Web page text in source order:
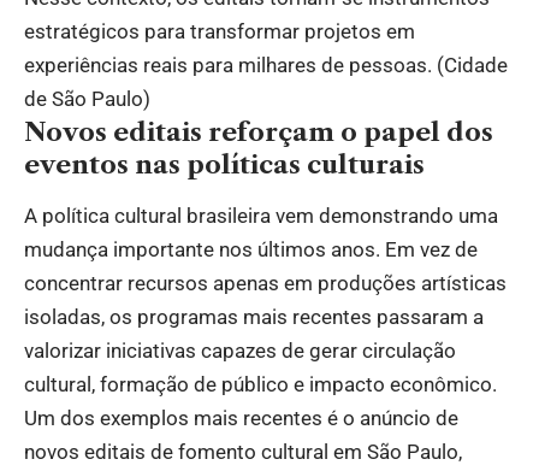
estratégicos para transformar projetos em
experiências reais para milhares de pessoas. (Cidade
de São Paulo)
Novos editais reforçam o papel dos
eventos nas políticas culturais
A política cultural brasileira vem demonstrando uma
mudança importante nos últimos anos. Em vez de
concentrar recursos apenas em produções artísticas
isoladas, os programas mais recentes passaram a
valorizar iniciativas capazes de gerar circulação
cultural, formação de público e impacto econômico.
Um dos exemplos mais recentes é o anúncio de
novos editais de fomento cultural em São Paulo,